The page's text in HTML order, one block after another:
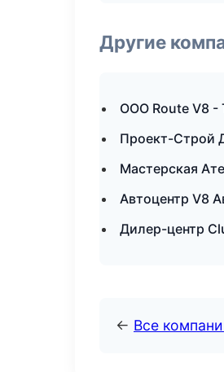
Другие
ООО Route V8 -
Проект-Строй
Мастерская
Автоцентр V8
Дилер-центр
← Все